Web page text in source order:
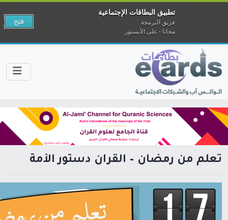
تعلم من رمضان – القرآن دستور الأمة
تطبيق البطاقات الإجتماعية
فريق البرمجة
مجانا - على الآبستور
فتح